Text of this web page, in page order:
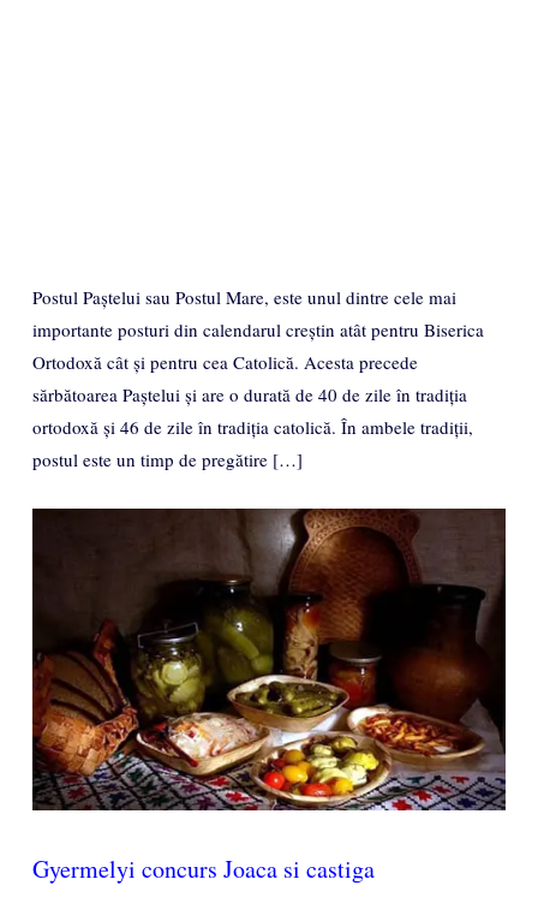
Postul Paștelui sau Postul Mare, este unul dintre cele mai
importante posturi din calendarul creștin atât pentru Biserica
Ortodoxă cât și pentru cea Catolică. Acesta precede
sărbătoarea Paștelui și are o durată de 40 de zile în tradiția
ortodoxă și 46 de zile în tradiția catolică. În ambele tradiții,
postul este un timp de pregătire […]
Gyermelyi concurs Joaca si castiga